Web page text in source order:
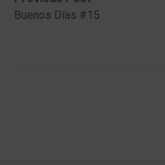
navigation
post:Buenos Días #15
post: